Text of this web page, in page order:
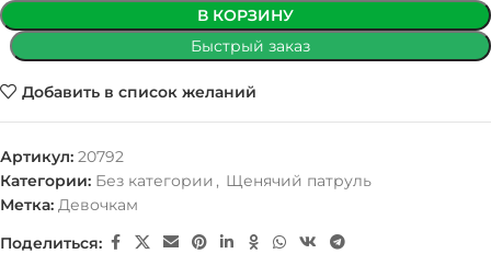
В КОРЗИНУ
Быстрый заказ
Добавить в список желаний
Артикул: 20792
Категории: Без категории , Щенячий патруль
Метка: Девочкам
Поделиться: